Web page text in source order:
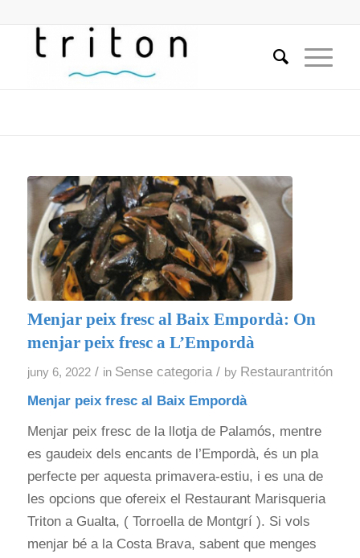
Menjar peix fresc al Baix Empordà: On
menjar peix fresc a L’Empordà
juny 6, 2022 / in Sense categoria / by Restaurantritón
Menjar peix fresc al Baix Empordà
Menjar peix fresc de la llotja de Palamós, mentre
es gaudeix dels encants de l’Empordà, és un pla
perfecte per aquesta primavera-estiu, i es una de
les opcions que ofereix el Restaurant Marisqueria
Triton a Gualta, ( Torroella de Montgrí ). Si vols
menjar bé a la Costa Brava, sabent que menges